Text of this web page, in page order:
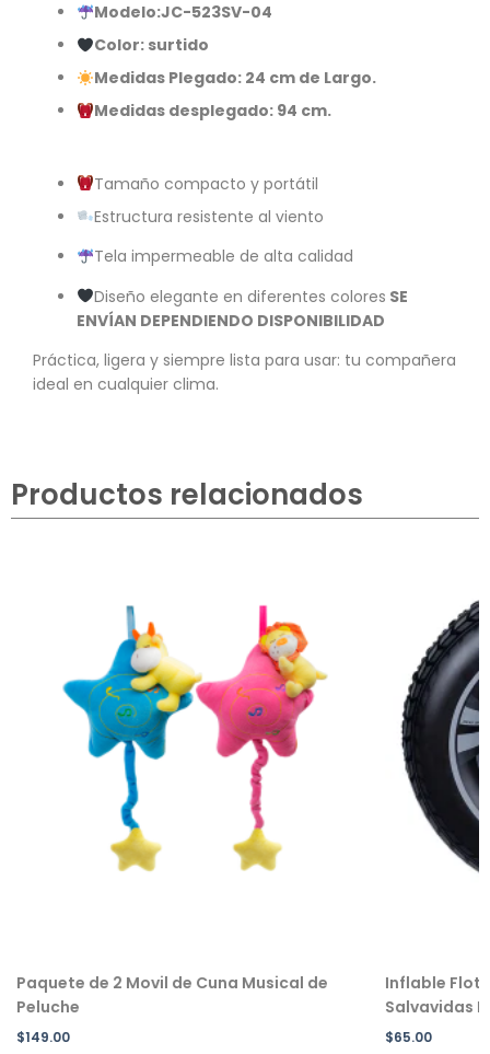
Modelo:JC-523SV-04
Color: surtido
Medidas Plegado: 24 cm de Largo.
Medidas desplegado: 94 cm.
Tamaño compacto y portátil
Estructura resistente al viento
Tela impermeable de alta calidad
Diseño elegante en diferentes colores SE
ENVÍAN DEPENDIENDO DISPONIBILIDAD
Práctica, ligera y siempre lista para usar: tu compañera
ideal en cualquier clima.
Productos relacionados
Paquete de 2 Movil de Cuna Musical de
Peluche
$149.00
Inflable
Salvavidas
$65.00